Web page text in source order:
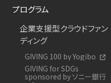
プログラム
企業支援型クラウドファン
ディング
GIVING 100 by Yogibo
GIVING for SDGs
sponsored by ソニー銀行